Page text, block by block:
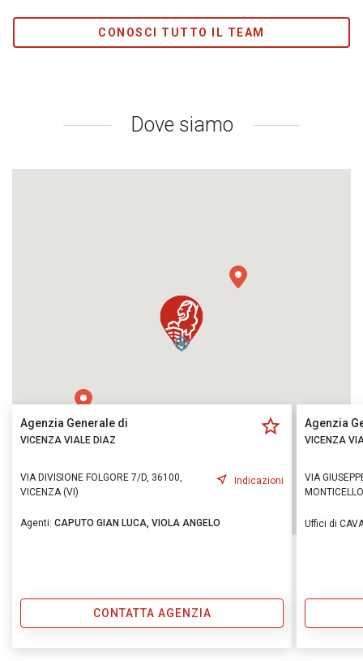
CONOSCI TUTTO IL TEAM
Dove siamo
Agenzia Generale di
VICENZA VIALE DIAZ
VIA DIVISIONE FOLGORE 7/D, 36100,
VICENZA (VI)
Indicazioni
Agenti: CAPUTO GIAN LUCA, VIOLA ANGELO
CONTATTA AGENZIA
Agenzia
VICENZA
VIA
Uffici di